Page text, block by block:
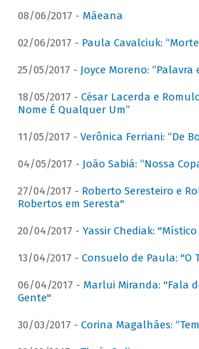
08/06/2017 - Mãeana
02/06/2017 - Paula Cavalciuk:
25/05/2017 - Joyce Moreno: “Palavra
18/05/2017 - César Lacerda e
Nome É Qualquer Um”
11/05/2017 - Verônica Ferriani: “De
04/05/2017 - João Sabiá: “Nossa
27/04/2017 - Roberto Seresteiro e
Robertos em Seresta"
20/04/2017 - Yassir Chediak:
13/04/2017 - Consuelo de Paula: "O
06/04/2017 - Marlui Miranda: "Fala
Gente"
30/03/2017 - Corina Magalhães: